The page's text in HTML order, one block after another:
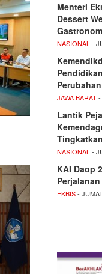
Menteri
Dessert
NASIONAL -
JAWA BARAT-
Lantik
NASIONAL -
KAI Daop
EKBIS-